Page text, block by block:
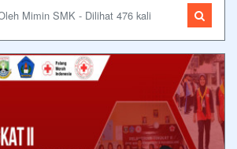
Mimin SMK - Dilihat 476 kali